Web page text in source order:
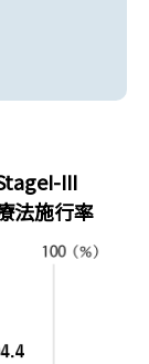
III
法施行率